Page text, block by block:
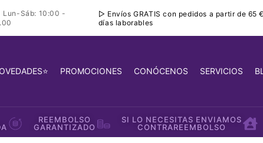
Lun-Sáb: 10:00 -
▷ Envíos GRATIS con pedidos a partir de 65
días laborables
PROMOCIONES CONÓCENOS SERVICIOS
REEMBOLSO
GARANTIZADO
SI LO NECESITAS ENVIAMOS
CONTRAREEMBOLSO